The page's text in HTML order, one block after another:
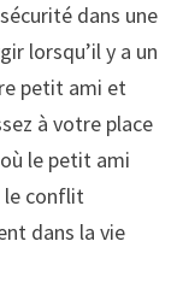
dans une
lorsqu’il y a un
petit ami et
à votre place
le petit ami
le conflit
dans la vie